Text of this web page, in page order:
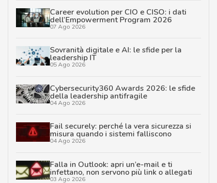
Career evolution per CIO e CISO: i dati
dell’Empowerment Program 2026
07 Ago 2026
Sovranità digitale e AI: le sfide per la
leadership IT
05 Ago 2026
Cybersecurity360 Awards 2026: le sfide
della leadership antifragile
04 Ago 2026
Fail securely: perché la vera sicurezza si
misura quando i sistemi falliscono
04 Ago 2026
Falla in Outlook: apri un’e-mail e ti
infettano, non servono più link o allegati
03 Ago 2026